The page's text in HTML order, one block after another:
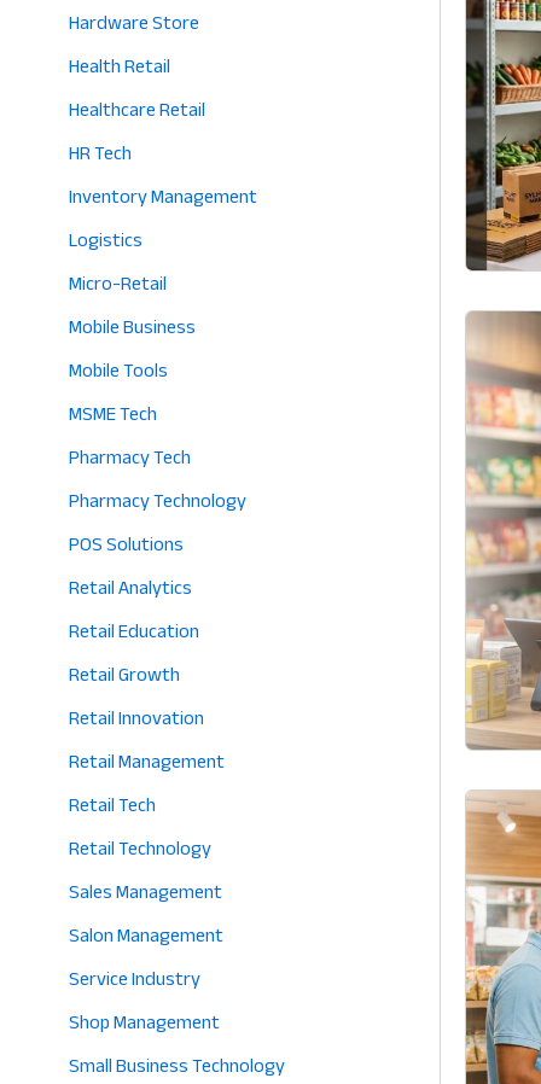
Hardware Store
Health Retail
Healthcare Retail
HR Tech
Inventory Management
Logistics
Micro-Retail
Mobile Business
Mobile Tools
MSME Tech
Pharmacy Tech
Pharmacy Technology
POS Solutions
Retail Analytics
Retail Education
Retail Growth
Retail Innovation
Retail Management
Retail Tech
Retail Technology
Sales Management
Salon Management
Service Industry
Shop Management
Small Business Technology